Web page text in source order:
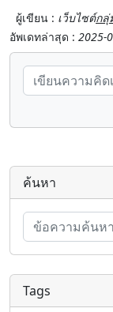
ผู้เขียน : เว็บไซต์กลุ่
อัพเดทล่าสุด : 2025-
ค้นหา
Tags